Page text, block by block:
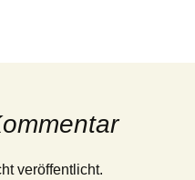
veröffentlicht.